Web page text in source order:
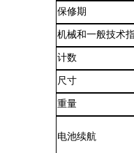
保修期
机械和一般技术
计数
尺寸
重量
电池续航